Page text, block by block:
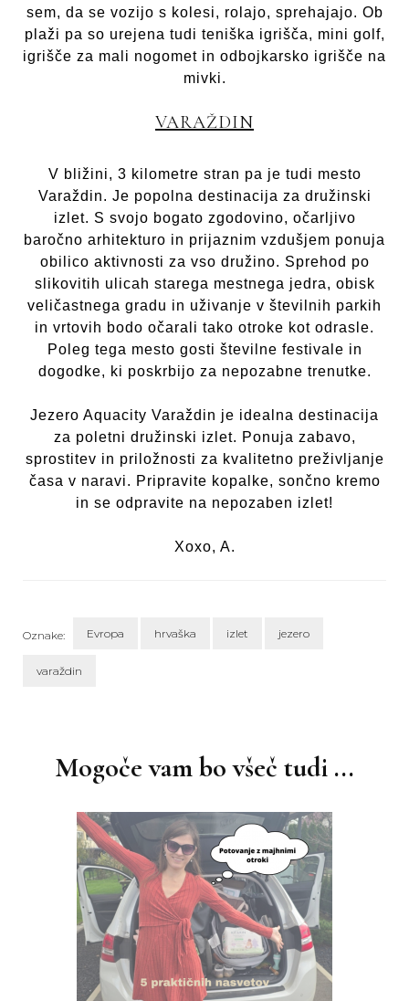
sem, da se vozijo s kolesi, rolajo, sprehajajo. Ob
plaži pa so urejena tudi teniška igrišča, mini golf,
igrišče za mali nogomet in odbojkarsko igrišče na
mivki.
VARAŽDIN
V bližini, 3 kilometre stran pa je tudi mesto
Varaždin. Je popolna destinacija za družinski
izlet. S svojo bogato zgodovino, očarljivo
baročno arhitekturo in prijaznim vzdušjem ponuja
obilico aktivnosti za vso družino. Sprehod po
slikovitih ulicah starega mestnega jedra, obisk
veličastnega gradu in uživanje v številnih parkih
in vrtovih bodo očarali tako otroke kot odrasle.
Poleg tega mesto gosti številne festivale in
dogodke, ki poskrbijo za nepozabne trenutke.
Jezero Aquacity Varaždin je idealna destinacija
za poletni družinski izlet. Ponuja zabavo,
sprostitev in priložnosti za kvalitetno preživljanje
časa v naravi. Pripravite kopalke, sončno kremo
in se odpravite na nepozaben izlet!
Xoxo, A.
Oznake: Evropa hrvaška izlet jezero
varaždin
Mogoče vam bo všeč tudi ...